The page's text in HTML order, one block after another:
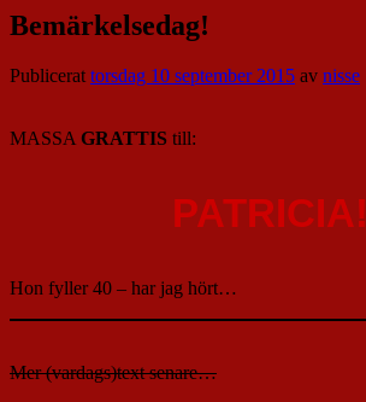
Bemärkelsedag!
Publicerattorsdag 10 september 2015 av nisse
MASSAGRATTIS till:
PATRICIA!
Hon fyller 40 – har jag hört…
Mer (vardags)text senare…